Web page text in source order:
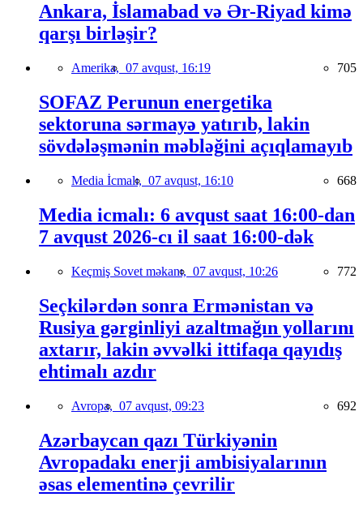
Ankara, İslamabad və Ər-Riyad kimə
qarşı birləşir?
Amerika, 07 avqust, 16:19 705
SOFAZ Perunun energetika
sektoruna sərmayə yatırıb, lakin
sövdələşmənin məbləğini açıqlamayıb
Media İcmalı, 07 avqust, 16:10 668
Media icmalı: 6 avqust saat 16:00-dan
7 avqust 2026-cı il saat 16:00-dək
Keçmiş Sovet məkanı, 07 avqust, 10:26 772
Seçkilərdən sonra Ermənistan və
Rusiya gərginliyi azaltmağın yollarını
axtarır, lakin əvvəlki ittifaqa qayıdış
ehtimalı azdır
Avropa, 07 avqust, 09:23 692
Azərbaycan qazı Türkiyənin
Avropadakı enerji ambisiyalarının
əsas elementinə çevrilir